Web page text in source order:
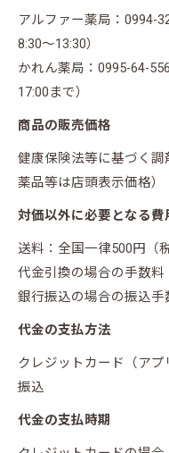
アルファー薬局：0994-
8:30～13:30）
かれん薬局：0995-64-
17:00まで）
商品の販売価格
健康保険法等に基づく
薬品等は店頭表示価格）
対価以外に必要となる費
送料：全国一律500円（
代金引換の場合の手数料
銀行振込の場合の振込手
代金の支払方法
クレジットカード（ア
振込
代金の支払時期